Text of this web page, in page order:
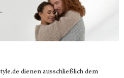
dienen ausschließlich dem